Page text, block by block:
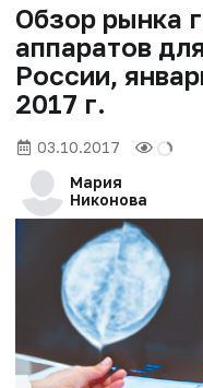
Обзор рынка
аппаратов
России,
2017 г.
03.10.2017
Мария
Никонова